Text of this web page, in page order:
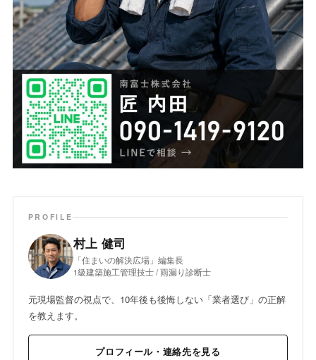
PROFILE
村上 健司
「住まいの解決広場」編集長
1級建築施工管理技士 / 雨漏り診断士
元現場監督の視点で、10年後も後悔しない「業者選び」の正解
を教えます。
プロフィール・連絡先を見る